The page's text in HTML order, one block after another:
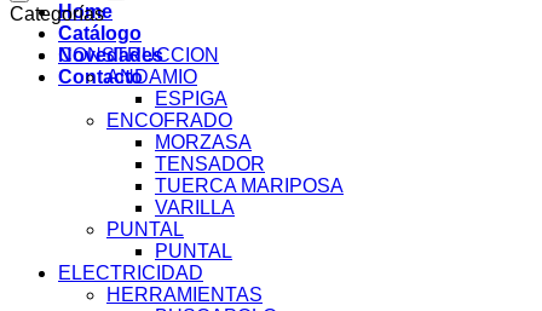
Home
Catálogo
Novedades
Contacto
Categorías
CONSTRUCCION
ANDAMIO
ESPIGA
ENCOFRADO
MORZASA
TENSADOR
TUERCA MARIPOSA
VARILLA
PUNTAL
PUNTAL
ELECTRICIDAD
HERRAMIENTAS